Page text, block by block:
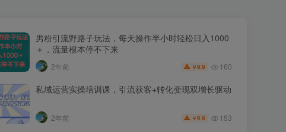
男粉引流野路子玩法，每天操作半小时轻松日入1000
＋，流量根本停不下来
2年前 ￥9.9 160
私域运营实操培训课，引流获客+转化变现双增长驱动
2年前 ￥9.9 153